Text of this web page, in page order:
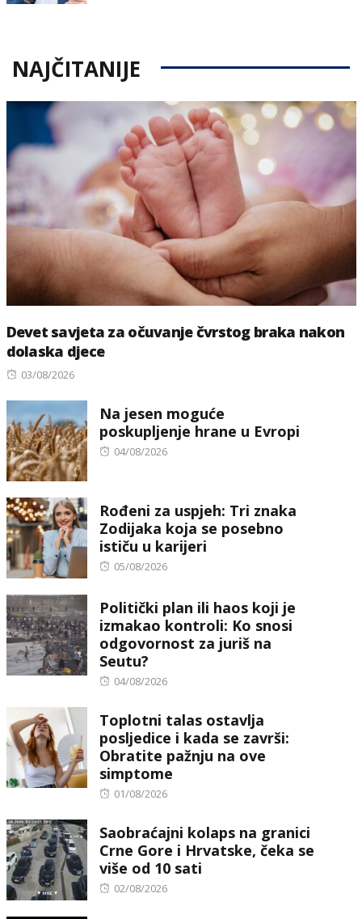
NAJČITANIJE
Devet savjeta za očuvanje čvrstog braka nakon
dolaska djece
Posted
03/08/2026
Na jesen moguće
poskupljenje hrane u Evropi
Posted
04/08/2026
Rođeni za uspjeh: Tri znaka
Zodijaka koja se posebno
ističu u karijeri
Posted
05/08/2026
Politički plan ili haos koji je
izmakao kontroli: Ko snosi
odgovornost za juriš na
Seutu?
Posted
04/08/2026
Toplotni talas ostavlja
posljedice i kada se završi:
Obratite pažnju na ove
simptome
Posted
01/08/2026
Saobraćajni kolaps na granici
Crne Gore i Hrvatske, čeka se
više od 10 sati
Posted
02/08/2026